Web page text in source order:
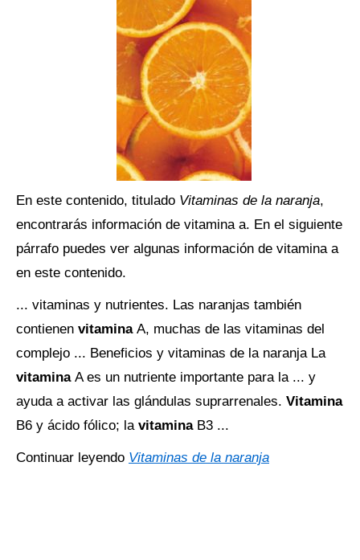
En este contenido, titulado Vitaminas de la naranja,
encontrarás información de vitamina a. En el siguiente
párrafo puedes ver algunas información de vitamina a
en este contenido.
... vitaminas y nutrientes. Las naranjas también
contienen vitamina A, muchas de las vitaminas del
complejo ... Beneficios y vitaminas de la naranja La
vitamina A es un nutriente importante para la ... y
ayuda a activar las glándulas suprarrenales. Vitamina
B6 y ácido fólico; la vitamina B3 ...
Continuar leyendo Vitaminas de la naranja